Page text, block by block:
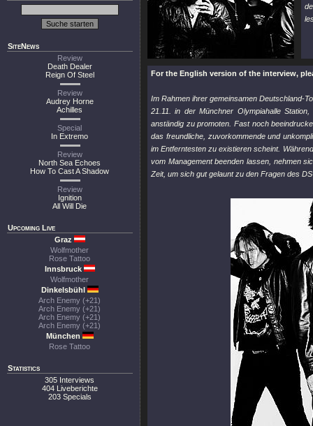
SiteNews
Review
Death Dealer
Reign Of Steel
Review
Audrey Horne
Achilles
Special
In Extremo
Review
North Sea Echoes
How To Cast A Shadow
Review
Ignition
All Will Die
Upcoming Live
Graz
Wolfmother
Rose Tattoo
Innsbruck
Wolfmother
Dinkelsbühl
Arch Enemy (+21)
Arch Enemy (+21)
Arch Enemy (+21)
Arch Enemy (+21)
München
Rose Tattoo
Statistics
305 Interviews
404 Liveberichte
203 Specials
For the English version of the interview,
Im Rahmen ihrer gemeinsamen Deutschland-
21.11. in der Münchner Olympiahalle
anständig zu promoten. Fast noch
das freundliche, zuvorkommende und
im Entferntesten zu existieren scheint.
vom Management beenden lassen, nehmen
Zeit, um sich gut gelaunt zu den Fragen des